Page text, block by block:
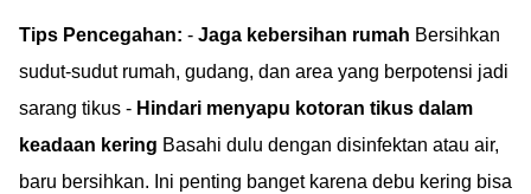
Tips Pencegahan: - Jaga kebersihan rumah Bersihkan
sudut-sudut rumah, gudang, dan area yang berpotensi jadi
sarang tikus - Hindari menyapu kotoran tikus dalam
keadaan kering Basahi dulu dengan disinfektan atau air,
baru bersihkan. Ini penting banget karena debu kering bisa